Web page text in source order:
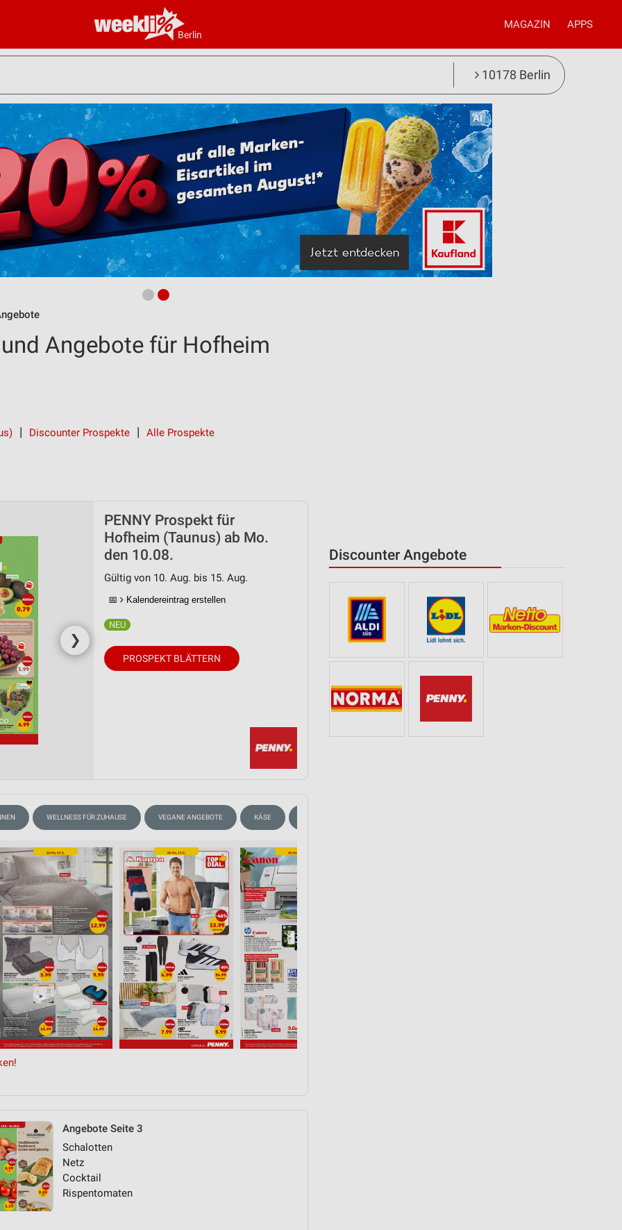
Berlin
MAGAZIN APPS
10178 Berlin
Discounter Angebote
Angebote für Hofheim
Discounter Prospekte Alle Prospekte
❯
PENNY Prospekt für
Hofheim (Taunus) ab Mo.
den 10.08.
Gültig von 10. Aug. bis 15. Aug.
📅 Kalendereintrag erstellen
PROSPEKT BLÄTTERN
WELLNESS FÜR ZUHAUSE VEGANE ANGEBOTE KÄSE
Angebote Seite 3
Schalotten
Netz
Cocktail
Rispentomaten